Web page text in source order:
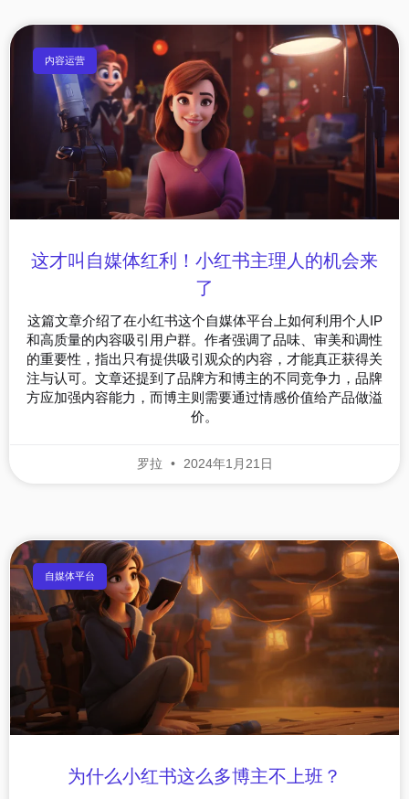
内容运营
这才叫自媒体红利！小红书主理人的机会来
了
这篇文章介绍了在小红书这个自媒体平台上如何利用个人IP
和高质量的内容吸引用户群。作者强调了品味、审美和调性
的重要性，指出只有提供吸引观众的内容，才能真正获得关
注与认可。文章还提到了品牌方和博主的不同竞争力，品牌
方应加强内容能力，而博主则需要通过情感价值给产品做溢
价。
罗拉 2024年1月21日
自媒体平台
为什么小红书这么多博主不上班？